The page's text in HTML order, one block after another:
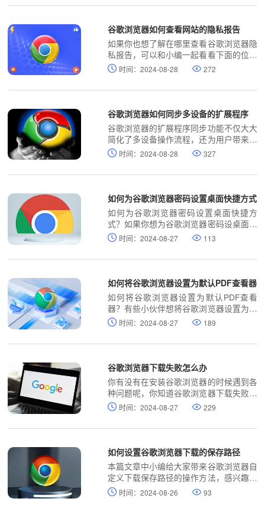
谷歌浏览器如何查看网站的隐私报告
如果你也想了解在哪里查看谷歌浏览器隐
私报告，可以和小编一起看看下面的位置
教程图文一览，希望能对大家有所帮助。
时间：2024-08-28 272
谷歌浏览器如何同步多设备的扩展程序
谷歌浏览器的扩展程序同步功能不仅大大
简化了多设备操作流程，还为用户带来了
高效、安全、便捷的浏览体验，避免了更
多繁琐操作。
时间：2024-08-28 327
如何为谷歌浏览器密码设置桌面快捷方式
如何为谷歌浏览器密码设置桌面快捷方
式？如果你想为谷歌浏览器密码设桌面快
捷方式，可以看看下面这篇设置教程一
览。
时间：2024-08-27 113
如何将谷歌浏览器设置为默认PDF查看器
如何将谷歌浏览器设置为默认PDF查看
器？有些小伙伴想将谷歌浏览器设置为默
认PDF查看器，下面小编将向大家分享设
时间：2024-08-27 189
谷歌浏览器下载失败怎么办
你有没有在安装谷歌浏览器的时候遇到各
种问题呢，你知道谷歌浏览器下载失败是
怎么回事呢？来了解谷歌浏览器下载失败
时间：2024-08-27 229
如何设置谷歌浏览器下载的保存路径
本篇文章中小编给大家带来谷歌浏览器自
定义下载保存路径的操作方法，感兴趣的
朋友快来看看了解一下吧。
时间：2024-08-26 93